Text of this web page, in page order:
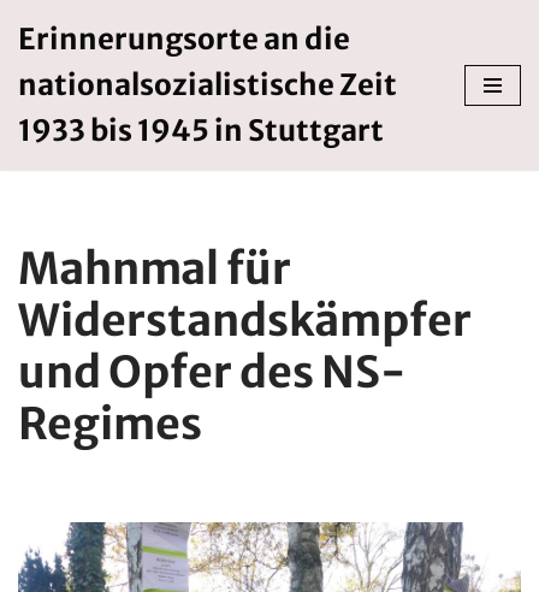
Inhalt
springen
Erinnerungsorte an die
nationalsozialistische Zeit
1933 bis 1945 in Stuttgart
Mahnmal für
Widerstandskämpfer
und Opfer des NS-
Regimes